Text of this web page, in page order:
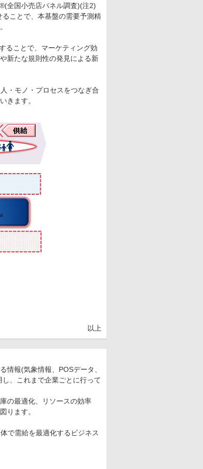
全国小売店パネル調査)(注2)
ことで、本基盤の需要予測精
ることで、マーケティング効
新たな規則性の発見による新
・モノ・プロセスをつなぎ合
きます。
以上
情報(気象情報、POSデータ、
、これまで企業ごとに行って
の最適化、リソースの効率
ります。
で需給を最適化するビジネス